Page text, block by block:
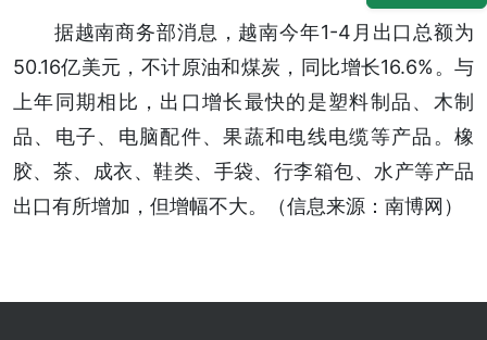
据越南商务部消息，越南今年1-4月出口总额为
50.16亿美元，不计原油和煤炭，同比增长16.6%。与
上年同期相比，出口增长最快的是塑料制品、木制
品、电子、电脑配件、果蔬和电线电缆等产品。橡
胶、茶、成衣、鞋类、手袋、行李箱包、水产等产品
出口有所增加，但增幅不大。（信息来源：南博网）